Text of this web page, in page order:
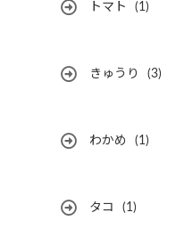
トマト (1)
きゅうり (3)
わかめ (1)
タコ (1)